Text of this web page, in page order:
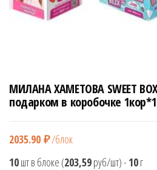
МИЛАНА ХАМЕТОВА SWEET
подарком в коробочке
2035.90 ₽/блок
10шт в блоке (203,59руб/шт)- 10г